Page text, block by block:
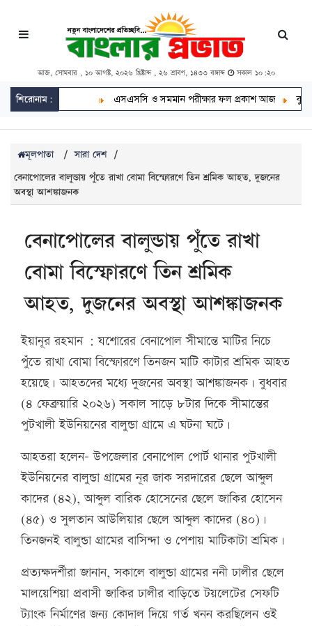
আজ, সোমবার , ১০ আগস্ট, ২০২৬ খ্রিষ্টাব্দ , ২৬ শ্রাবণ, ১৪৩৩ বঙ্গাব্দ সকাল ১০:২০
শিরোনাম: এসএসসি ও সমমান পরীক্ষার ফল প্রকাশ আজ বুটেক্সে
মূলপাতা / সারা দেশ /
বেনাপোলের বালুন্ডায় পুঁতে রাখা বোমা বিস্ফোরণে তিন শ্রমিক আহত, দুজনের
অবস্থা আশঙ্কাজনক
বেনাপোলের বালুন্ডায় পুঁতে রাখা
বোমা বিস্ফোরণে তিন শ্রমিক
আহত, দুজনের অবস্থা আশঙ্কাজনক
ইয়ানূর রহমান : যশোরের বেনাপোল সীমান্তে মাটির নিচে
পুঁতে রাখা বোমা বিস্ফোরণে তিনজন মাটি কাটার শ্রমিক আহত
হয়েছে। আহতদের মধ্যে দুজনের অবস্থা আশঙ্কাজনক। বুধবার
(৪ ফেব্রুয়ারি ২০২৬) সকাল সাড়ে ৮টার দিকে সীমান্তের
পুটখালী ইউনিয়নের বালুন্ডা গ্রামে এ ঘটনা ঘটে।
আহতরা হলেন- উপজেলার বেনাপোল পোর্ট থানার পুটখালী
ইউনিয়নের বালুন্ডা গ্রামের নূর জাক সরদারের ছেলে আব্দুল
কাদের (৪২), আব্দুল বারিক হোসেনের ছেলে জাকির হোসেন
(৪৫) ও সুলতান আউলিয়ার ছেলে আব্দুল কাদের (৪০)।
তিনজনই বালুন্ডা গ্রামের বাসিন্দা ও পেশায় মাটিকাটা শ্রমিক।
প্রত্যক্ষদর্শীরা জানান, সকালে বালুন্ডা গ্রামের ননী ঢালীর ছেলে
মালয়েশিয়া প্রবাসী জাকির ঢালীর বাড়িতে টয়লেটের সেফটি
ট্যাংক নির্মাণের জন্য কোদাল দিয়ে গর্ত খনন করছিলেন ওই